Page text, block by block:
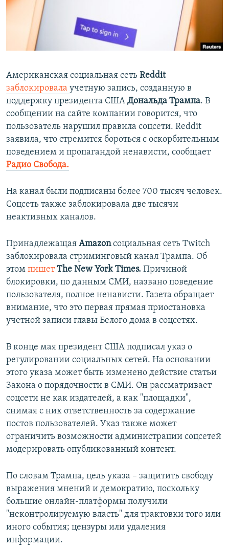
ПОБЕДИТЕЛЕЙ НЕ СУДЯТ?
КРЫМ.НЕПОКОРЕННЫЙ
ELIFBE
ПРИСОЕДИНЯЙТЕСЬ!
Все сайты RFE/RL
Американская социальная сеть Reddit
заблокировала учетную запись, созданную в
поддержку президента США Дональда Трампа. В
сообщении на сайте компании говорится, что
пользователь нарушил правила соцсети. Reddit
заявила, что стремится бороться с оскорбительным
поведением и пропагандой ненависти, сообщает
Радио Свобода.
На канал были подписаны более 700 тысяч человек.
Соцсеть также заблокировала две тысячи
неактивных каналов.​
Принадлежащая Amazonсоциальная сеть Twitch
заблокировала стриминговый канал Трампа. Об
этом пишетThe New York Times. Причиной
блокировки, по данным СМИ, названо поведение
пользователя, полное ненависти. Газета обращает
внимание, что это первая прямая приостановка
учетной записи главы Белого дома в соцсетях.
В конце мая президент США подписал указ о
регулировании социальных сетей. На основании
этого указа может быть изменено действие статьи
Закона о порядочности в СМИ. Он рассматривает
соцсети не как издателей, а как "площадки",
снимая с них ответственность за содержание
постов пользователей. Указ также может
ограничить возможности администрации соцсетей
модерировать опубликованный контент.
По словам Трампа, цель указа – защитить свободу
выражения мнений и демократию, поскольку
большие онлайн-платформы получили
"неконтролируемую власть" для трактовки того или
иного события; цензуры или удаления
информации.